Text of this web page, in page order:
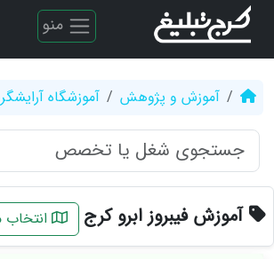
منو
آموزش و پژوهش آموزشگاه
آموزش فیبروز ابرو کرج انتخاب